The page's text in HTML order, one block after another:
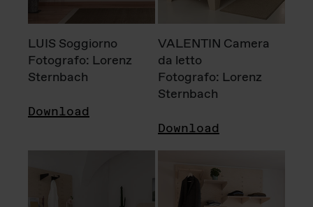
LUIS Soggiorno
Fotografo: Lorenz
Sternbach
Download
VALENTIN Camera
da letto
Fotografo: Lorenz
Sternbach
Download